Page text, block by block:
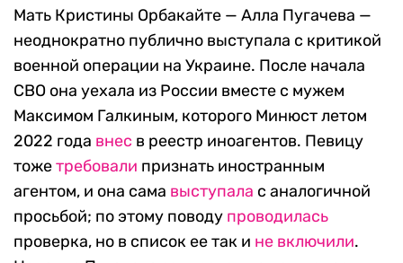
Мать Кристины Орбакайте — Алла Пугачева —
неоднократно публично выступала с критикой
военной операции на Украине. После начала
СВО она уехала из России вместе с мужем
Максимом Галкиным, которого Минюст летом
2022 года внес в реестр иноагентов. Певицу
тожетребовали признать иностранным
агентом, и она сама выступала с аналогичной
просьбой; по этому поводу проводилась
проверка, но в список ее так и не включили.